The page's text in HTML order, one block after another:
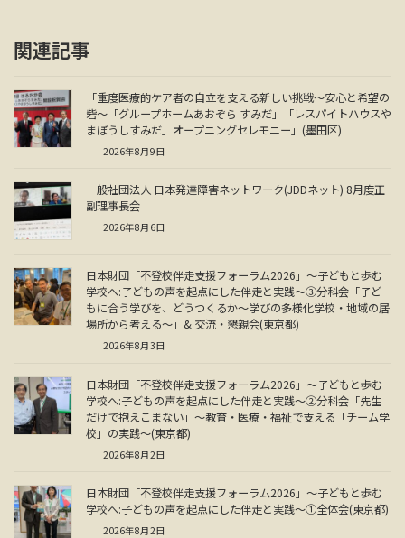
関連記事
「重度医療的ケア者の自立を支える新しい挑戦～安心と希望の
砦～「グループホームあおぞら すみだ」「レスパイトハウスや
まぼうしすみだ」オープニングセレモニー」(墨田区)
2026年8月9日
一般社団法人 日本発達障害ネットワーク(JDDネット) 8月度正
副理事長会
2026年8月6日
日本財団「不登校伴走支援フォーラム2026」～子どもと歩む
学校へ:子どもの声を起点にした伴走と実践～③分科会「子ど
もに合う学びを、どうつくるか～学びの多様化学校・地域の居
場所から考える～」& 交流・懇親会(東京都)
2026年8月3日
日本財団「不登校伴走支援フォーラム2026」～子どもと歩む
学校へ:子どもの声を起点にした伴走と実践～②分科会「先生
だけで抱えこまない」～教育・医療・福祉で支える「チーム学
校」の実践～(東京都)
2026年8月2日
日本財団「不登校伴走支援フォーラム2026」～子どもと歩む
学校へ:子どもの声を起点にした伴走と実践～①全体会(東京都)
2026年8月2日